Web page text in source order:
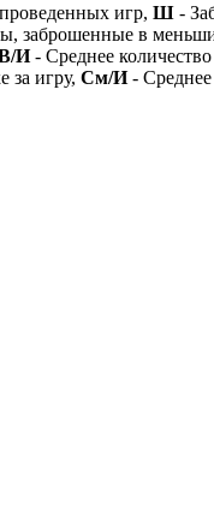
игр, Ш -
заброшенные в
И- Среднее количество
за игру, См/И- Среднее